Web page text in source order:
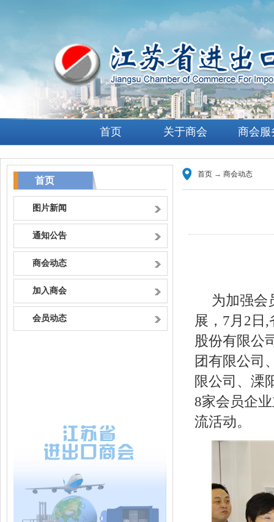
首页 关于商会 商会服
首页
图片新闻
通知公告
商会动态
加入商会
会员动态
首页 → 商会动态
为加强会
展，7月2日
股份有限公
团有限公司
限公司、溧
8家会员企
流活动。